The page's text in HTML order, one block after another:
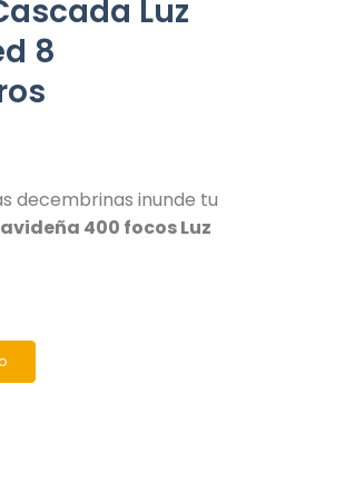
Luz
8
decembrinas inunde tu
400 focos Luz